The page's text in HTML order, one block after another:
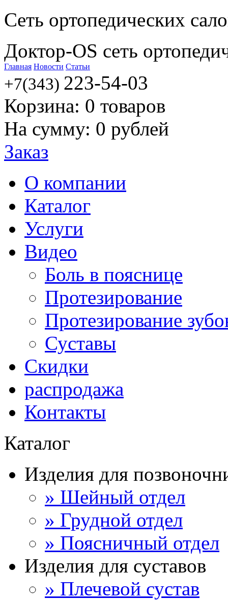
Сеть ортопедических
Доктор-OS сеть
Главная Новости Статьи
+7(343) 223-54-03
Корзина: 0 товаров
На сумму: 0 рублей
Заказ
О компании
Каталог
Услуги
Видео
Боль в пояснице
Протезирование
Протезирование
Суставы
Скидки
распродажа
Контакты
Каталог
Изделия для
» Шейный отдел
» Грудной отдел
» Поясничный отдел
Изделия для суставов
» Плечевой сустав